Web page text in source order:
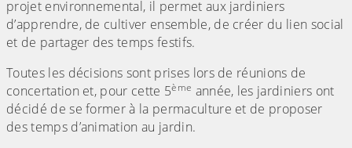
projet environnemental, il permet aux jardiniers
d’apprendre, de cultiver ensemble, de créer du lien social
et de partager des temps festifs.
Toutes les décisions sont prises lors de réunions de
concertation et, pour cette 5ème année, les jardiniers ont
décidé de se former à la permaculture et de proposer
des temps d’animation au jardin.